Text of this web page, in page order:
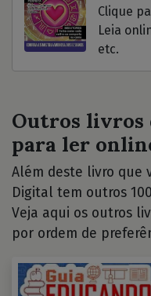
Clique
Leia
etc.
Outros livros
para ler
Além deste livro que
Digital tem outros
Veja aqui os outros
por ordem de